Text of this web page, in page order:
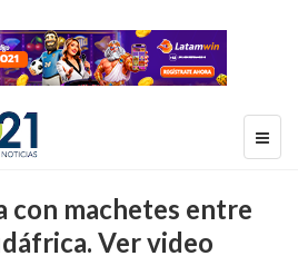
con machetes entre
Ver video